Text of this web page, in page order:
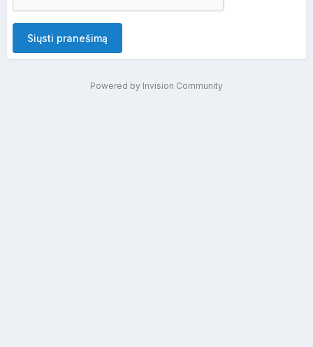
Siųsti pranešimą
Powered by Invision Community